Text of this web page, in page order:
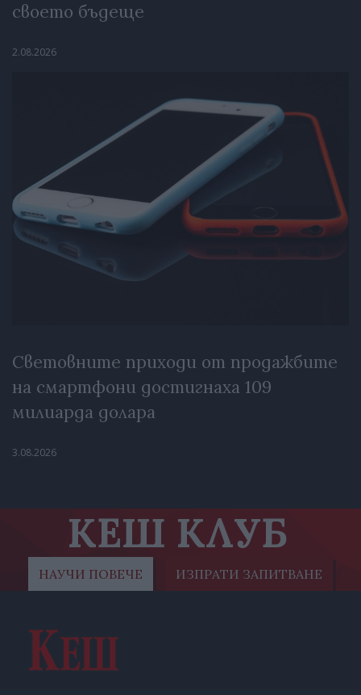
своето бъдеще
2.08.2026
Световните приходи от продажбите
на смартфони достигнаха 109
милиарда долара
3.08.2026
КЕШ КЛУБ
НАУЧИ ПОВЕЧЕ ИЗПРАТИ ЗАПИТВАНЕ